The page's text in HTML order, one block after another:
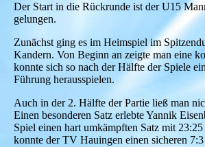
Der Start in die Rückrunde ist der U15
gelungen.
Zunächst ging es im Heimspiel im
Kandern. Von Beginn an zeigte man eine
konnte sich so nach der Hälfte der Spiele
Führung herausspielen.
Auch in der 2. Hälfte der Partie ließ man
Einen besonderen Satz erlebte Yannik
Spiel einen hart umkämpften Satz mit
konnte der TV Hauingen einen sicheren